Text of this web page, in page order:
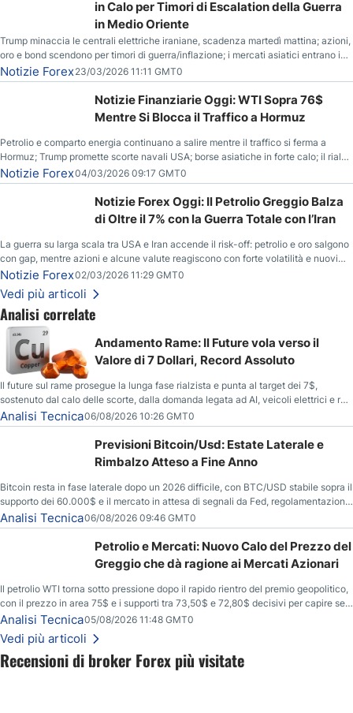
Recensioni di broker Forex più visitate
in Calo per Timori di Escalation della Guerra
in Medio Oriente
Trump minaccia le centrali elettriche iraniane, scadenza martedì mattina; azioni,
oro e bond scendono per timori di guerra/inflazione; i mercati asiatici entrano in
correzione; il petrolio greggio resta stabile.
Notizie Forex23/03/2026 11:11 GMT0
Notizie Finanziarie Oggi: WTI Sopra 76$
Mentre Si Blocca il Traffico a Hormuz
Petrolio e comparto energia continuano a salire mentre il traffico si ferma a
Hormuz; Trump promette scorte navali USA; borse asiatiche in forte calo; il rialzo
del gas naturale mette pressione all’euro.
Notizie Forex04/03/2026 09:17 GMT0
Notizie Forex Oggi: Il Petrolio Greggio Balza
di Oltre il 7% con la Guerra Totale con l’Iran
La guerra su larga scala tra USA e Iran accende il risk-off: petrolio e oro salgono
con gap, mentre azioni e alcune valute reagiscono con forte volatilità e nuovi
livelli da monitorare.
Notizie Forex02/03/2026 11:29 GMT0
Vedi più articoli
Analisi correlate
Andamento Rame: Il Future vola verso il
Valore di 7 Dollari, Record Assoluto
Il future sul rame prosegue la lunga fase rialzista e punta al target dei 7$,
sostenuto dal calo delle scorte, dalla domanda legata ad AI, veicoli elettrici e reti
energetiche, e dai timori di deficit produttivo dal 2028.
Analisi Tecnica06/08/2026 10:26 GMT0
Previsioni Bitcoin/Usd: Estate Laterale e
Rimbalzo Atteso a Fine Anno
Bitcoin resta in fase laterale dopo un 2026 difficile, con BTC/USD stabile sopra il
supporto dei 60.000$ e il mercato in attesa di segnali da Fed, regolamentazione
USA ed elezioni di medio termine.
Analisi Tecnica06/08/2026 09:46 GMT0
Petrolio e Mercati: Nuovo Calo del Prezzo del
Greggio che dà ragione ai Mercati Azionari
Il petrolio WTI torna sotto pressione dopo il rapido rientro del premio geopolitico,
con il prezzo in area 75$ e i supporti tra 73,50$ e 72,80$ decisivi per capire se il
ribasso potrà estendersi verso quota 70$.
Analisi Tecnica05/08/2026 11:48 GMT0
Vedi più articoli